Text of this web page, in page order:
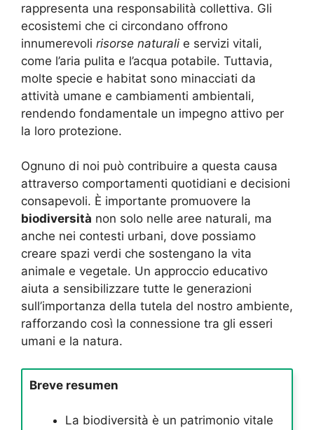
rappresenta una responsabilità collettiva. Gli
ecosistemi che ci circondano offrono
innumerevoli risorse naturali e servizi vitali,
come l’aria pulita e l’acqua potabile. Tuttavia,
molte specie e habitat sono minacciati da
attività umane e cambiamenti ambientali,
rendendo fondamentale un impegno attivo per
la loro protezione.
Ognuno di noi può contribuire a questa causa
attraverso comportamenti quotidiani e decisioni
consapevoli. È importante promuovere la
biodiversità non solo nelle aree naturali, ma
anche nei contesti urbani, dove possiamo
creare spazi verdi che sostengano la vita
animale e vegetale. Un approccio educativo
aiuta a sensibilizzare tutte le generazioni
sull’importanza della tutela del nostro ambiente,
rafforzando così la connessione tra gli esseri
umani e la natura.
Breve resumen
La biodiversità è un patrimonio vitale